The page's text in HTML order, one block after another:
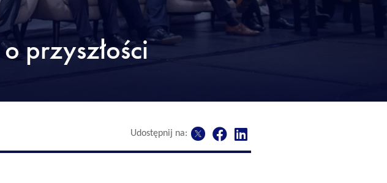
przyszłości
Udostępnij na: